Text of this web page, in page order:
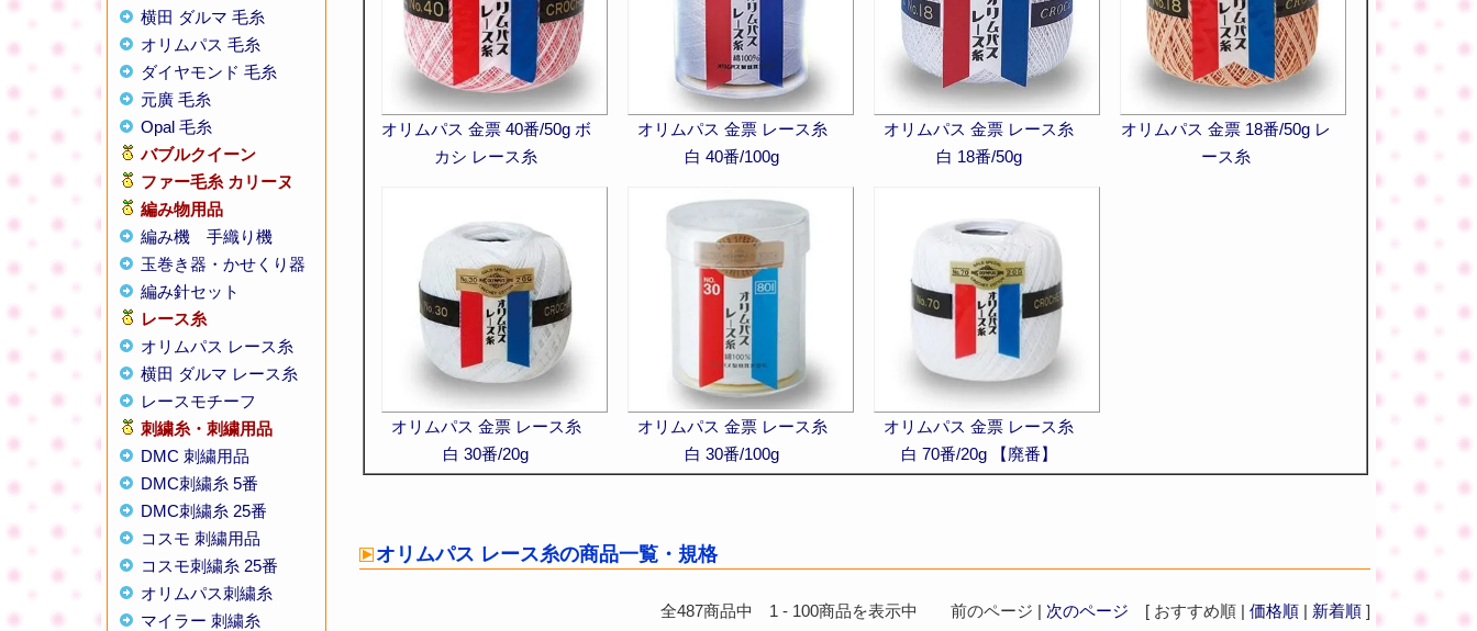
横田 ダルマ 毛糸
オリムパス 毛糸
ダイヤモンド 毛糸
元廣 毛糸
Opal 毛糸
バブルクイーン
ファー毛糸 カリーヌ
編み物用品
編み機
手織り機
玉巻き器・かせくり器
編み針セット
レース糸
オリムパス レース糸
横田 ダルマ レース糸
レースモチーフ
刺繍糸・刺繍用品
DMC 刺繍用品
DMC刺繍糸 5番
DMC刺繍糸 25番
コスモ 刺繍用品
コスモ刺繍糸 25番
オリムパス刺繍糸
マイラー 刺繍糸
オリムパス 金票 40番/50g ボ
カシ レース糸
オリムパス 金票 レース糸
白 40番/100g
オリムパス 金票 レース糸
白 18番/50g
オリムパス 金票 18番/50g レ
ース糸
オリムパス 金票 レース糸
白 30番/20g
オリムパス 金票 レース糸
白 30番/100g
オリムパス 金票 レース糸
白 70番/20g 【廃番】
オリムパス レース糸の商品一覧・規格
全487商品中 1 - 100商品を表示中 前のページ | 次のページ [ おすすめ順 | 価格順 | 新着順 ]